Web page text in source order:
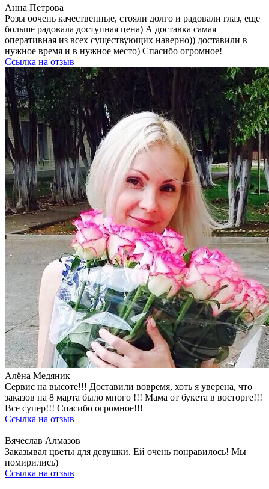
Анна Петрова
Розы оочень качественные, стояли долго и радовали глаз, еще
больше радовала доступная цена) А доставка самая
оперативная из всех существующих наверно)) доставили в
нужное время и в нужное место) Спасибо огромное!
Ссылка на отзыв
Алёна Медяник
Сервис на высоте!!! Доставили вовремя, хоть я уверена, что
заказов на 8 марта было много !!! Мама от букета в восторге!!!
Все супер!!! Спасибо огромное!!!
Ссылка на отзыв
Вячеслав Алмазов
Заказывал цветы для девушки. Ей очень понравилось! Мы
помирились)
Ссылка на отзыв